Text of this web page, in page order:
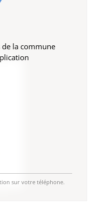
la commune
sur votre téléphone.